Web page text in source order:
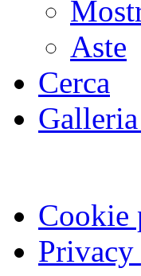
Aste
Cerca
Cookie